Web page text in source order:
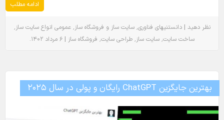
ادامه مطلب
نظر دهید |دانستنیهای فناوری٬ سایت ساز و فروشگاه ساز٬ عمومی انواع سایت ساز٬
ساخت سایت٬ سایت ساز٬ طراحی سایت٬ فروشگاه ساز | ۶ مرداد ۱۴۰۲ .
بهترین جایگزین ChatGPT رایگان و پولی در سال ۲۰۲۵